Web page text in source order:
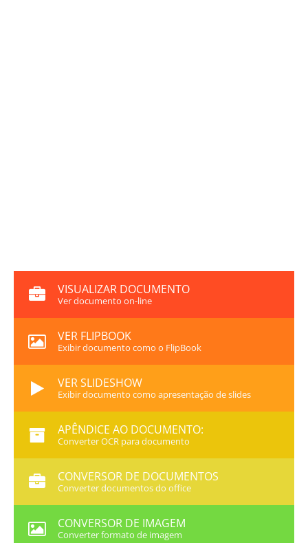
VISUALIZAR DOCUMENTO
Ver documento on-line
VER FLIPBOOK
Exibir documento como o FlipBook
VER SLIDESHOW
Exibir documento como apresentação de slides
APÊNDICE AO DOCUMENTO:
Converter OCR para documento
CONVERSOR DE DOCUMENTOS
Converter documentos do office
CONVERSOR DE IMAGEM
Converter formato de imagem